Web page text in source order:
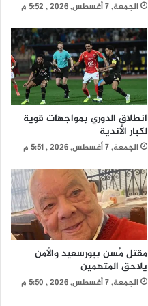
الجمعة, 7 أغسطس, 2026 , 5:52 م
انطلاق الدوري بمواجهات قوية
لكبار الأندية
الجمعة, 7 أغسطس, 2026 , 5:51 م
مقتل مُسن ببورسعيد والأمن
يلاحق المتهمين
الجمعة, 7 أغسطس, 2026 , 5:50 م